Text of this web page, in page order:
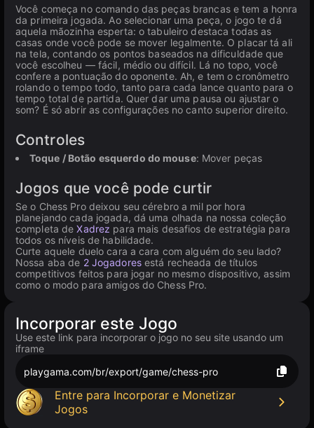
Você começa no comando das peças brancas e tem a honra
da primeira jogada. Ao selecionar uma peça, o jogo te dá
aquela mãozinha esperta: o tabuleiro destaca todas as
casas onde você pode se mover legalmente. O placar tá ali
na tela, contando os pontos baseados na dificuldade que
você escolheu — fácil, médio ou difícil. Lá no topo, você
confere a pontuação do oponente. Ah, e tem o cronômetro
rolando o tempo todo, tanto para cada lance quanto para o
tempo total de partida. Quer dar uma pausa ou ajustar o
som? É só abrir as configurações no canto superior direito.
Controles
Toque / Botão esquerdo do mouse: Mover peças
Jogos que você pode curtir
Se o Chess Pro deixou seu cérebro a mil por hora
planejando cada jogada, dá uma olhada na nossa coleção
completa deXadrez para mais desafios de estratégia para
todos os níveis de habilidade.
Curte aquele duelo cara a cara com alguém do seu lado?
Nossa aba de 2 Jogadoresestá recheada de títulos
competitivos feitos para jogar no mesmo dispositivo, assim
como o modo para amigos do Chess Pro.
Incorporar este Jogo
Use este link para incorporar o jogo no seu site usando um
iframe
playgama.com/br/export/game/chess-pro
Entre para Incorporar e Monetizar
Jogos